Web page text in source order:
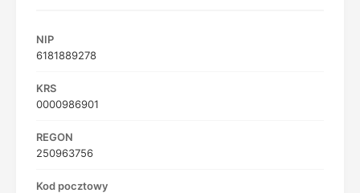
NIP
6181889278
KRS
0000986901
REGON
250963756
Kod pocztowy